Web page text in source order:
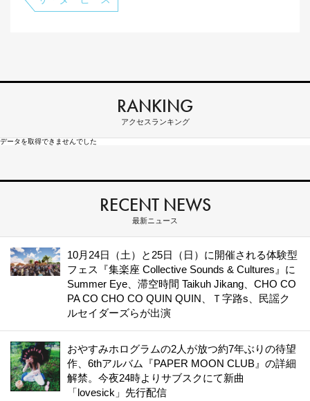
RANKING
アクセスランキング
データを取得できませんでした
RECENT NEWS
最新ニュース
10月24日（土）と25日（日）に開催される体験型
フェス『集楽座 Collective Sounds & Cultures』に
Summer Eye、滞空時間 Taikuh Jikang、CHO CO
PA CO CHO CO QUIN QUIN、Ｔ字路s、民謡ク
ルセイダーズらが出演
おやすみホログラムの2人が放つ約7年ぶりの待望
作、6thアルバム『PAPER MOON CLUB』の詳細
解禁。今夜24時よりサブスクにて新曲
「lovesick」先行配信